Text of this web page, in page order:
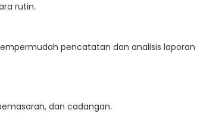
rutin.
pencatatan dan analisis laporan
dan cadangan.